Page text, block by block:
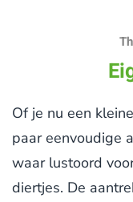
Of je nu een
paar eenvoudige
waar lustoord
diertjes. De